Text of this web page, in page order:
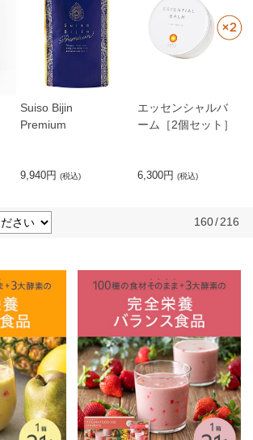
Suiso Bijin
Premium
9,940円 (税込)
エッセンシャルバ
ーム［2個セット］
6,300円 (税込)
160/216